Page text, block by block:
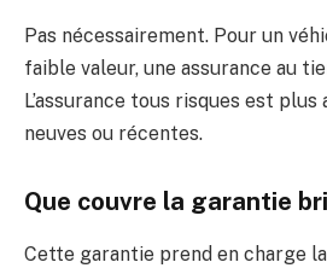
Pas nécessairement. Pour un
faible valeur, une assurance au
L’assurance tous risques est
neuves ou récentes.
Que couvre la garantie
Cette garantie prend en charge